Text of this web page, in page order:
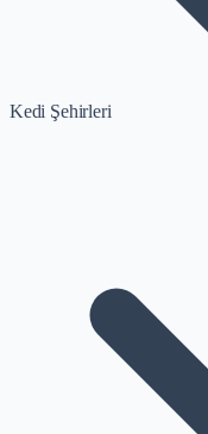
Kedi Şehirleri